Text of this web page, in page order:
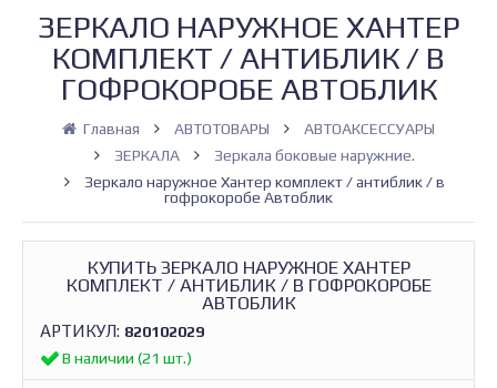
ЗЕРКАЛО НАРУЖНОЕ ХАНТЕР
КОМПЛЕКТ / АНТИБЛИК / В
ГОФРОКОРОБЕ АВТОБЛИК
Главная АВТОТОВАРЫ
АВТОАКСЕССУАРЫ
ЗЕРКАЛА
Зеркала боковые наружние.
Зеркало наружное Хантер комплект / антиблик / в
гофрокоробе Автоблик
КУПИТЬ ЗЕРКАЛО НАРУЖНОЕ ХАНТЕР
КОМПЛЕКТ / АНТИБЛИК / В ГОФРОКОРОБЕ
АВТОБЛИК
АРТИКУЛ: 820102029
В наличии (21 шт.)